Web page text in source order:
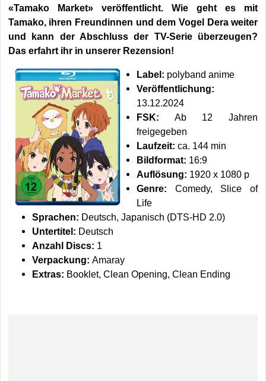
«Tamako Market» veröffentlicht. Wie geht es mit
Tamako, ihren Freundinnen und dem Vogel Dera weiter
und kann der Abschluss der TV-Serie überzeugen?
Das erfahrt ihr in unserer Rezension!
Label: polyband anime
Veröffentlichung:
13.12.2024
FSK: Ab 12 Jahren
freigegeben
Laufzeit: ca. 144 min
Bildformat: 16:9
Auflösung: 1920 x 1080 p
Genre: Comedy, Slice of
Life
Sprachen: Deutsch, Japanisch (DTS-HD 2.0)
Untertitel: Deutsch
Anzahl Discs: 1
Verpackung: Amaray
Extras: Booklet, Clean Opening, Clean Ending